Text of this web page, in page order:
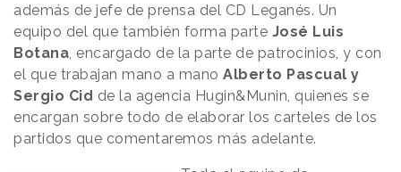
además de jefe de prensa del CD Leganés. Un
equipo del que también forma parte José Luis
Botana , encargado de la parte de patrocinios, y con
el que trabajan mano a mano Alberto Pascual y
Sergio Cid de la agencia Hugin&Munin, quienes se
encargan sobre todo de elaborar los carteles de los
partidos que comentaremos más adelante.